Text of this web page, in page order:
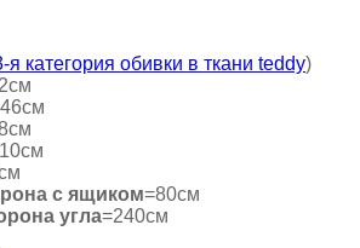
я категория обивки в ткани teddy)
с ящиком=80см
угла=240см